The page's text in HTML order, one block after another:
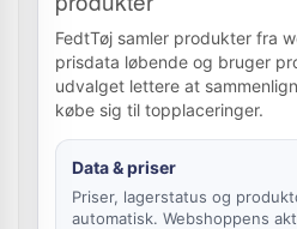
FedtTøj samler produkter fra
prisdata løbende og bruger
udvalget lettere at
købe sig til topplaceringer.
Data & priser
Priser, lagerstatus og
automatisk. Webshoppens